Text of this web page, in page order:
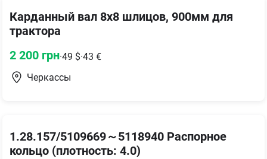
Карданный вал 8х8 шлицов, 900мм для
трактора
2 200 грн·49 $·43 €
Черкассы
1.28.157/5109669～5118940 Распорное
кольцо (плотность: 4.0)